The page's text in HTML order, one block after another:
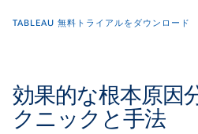
TABLEAU 無料トライアルをダウンロード
効果的な根本原因
クニックと手法